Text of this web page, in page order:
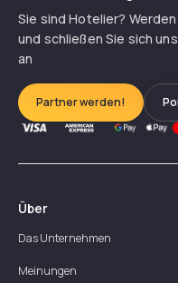
Sie sind Hotelier?
und schließen Sie sich
an
Partner werden!
Über
Das Unternehmen
Meinungen